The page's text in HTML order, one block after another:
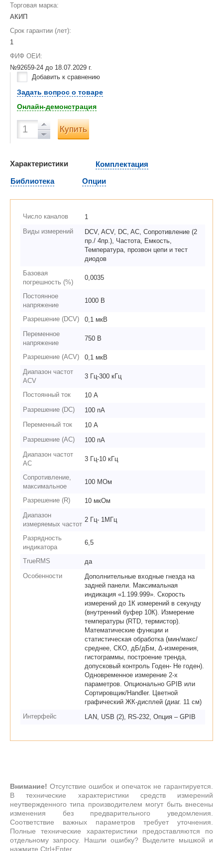
Торговая марка:
АКИП
Срок гарантии (лет):
1
ФИФ ОЕИ:
№92659-24 до 18.07.2029 г.
Добавить к сравнению
Задать вопрос о товаре
Онлайн-демонстрация
Купить
Характеристики
Комплектация
Библиотека
Опции
Число каналов
1
Виды измерений
DCV, ACV, DC, AC, Сопротивление (2
пр./ 4пр.), Частота, Емкость,
Температура, прозвон цепи и тест
диодов
Базовая
погрешность (%)
0,0035
Постоянное
напряжение
1000 В
Разрешение (DCV)
0,1 мкВ
Переменное
напряжение
750 В
Разрешение (ACV)
0,1 мкВ
Диапазон частот
ACV
3 Гц-300 кГц
Постоянный ток
10 А
Разрешение (DC)
100 пА
Переменный ток
10 А
Разрешение (AC)
100 пА
Диапазон частот
AC
3 Гц-10 кГц
Сопротивление,
максимальное
100 МОм
Разрешение (R)
10 мкОм
Диапазон
измеряемых частот
2 Гц- 1МГц
Разрядность
индикатора
6,5
TrueRMS
да
Особенности
Дополнительные входные гнезда на
задней панели. Максимальная
индикация «1.199.999». Скорость
измерений до 1К измерений в секунду
(внутренний буфер 10К). Измерение
температуры (RTD, термистор).
Математические функции и
статистическая обработка (мин/макс/
среднее, СКО, дБ/дБм, Δ-измерения,
гистограммы, построение тренда,
допусковый контроль Годен- Не годен).
Одновременное измерение 2-х
параметров. Опционально GPIB или
Сортировщик/Handler. Цветной
графический ЖК-дисплей (диаг. 11 см)
Интерфейс
LAN, USB (2), RS-232, Опция – GPIB
Внимание! Отсутствие ошибок и опечаток не гарантируется.
В технические характеристики средств измерений
неутвержденного типа производителем могут быть внесены
изменения без предварительного уведомления.
Соответствие важных параметров требует уточнения.
Полные технические характеристики предоставляются по
отдельному запросу. Нашли ошибку? Выделите мышкой и
нажмите Ctrl+Enter.